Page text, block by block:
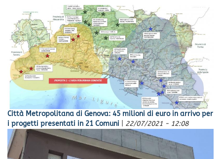
Città Metropolitana di Genova: 45 milioni di euro in arrivo per
i progetti presentati in 21 Comuni
22/07/2021 - 12:08